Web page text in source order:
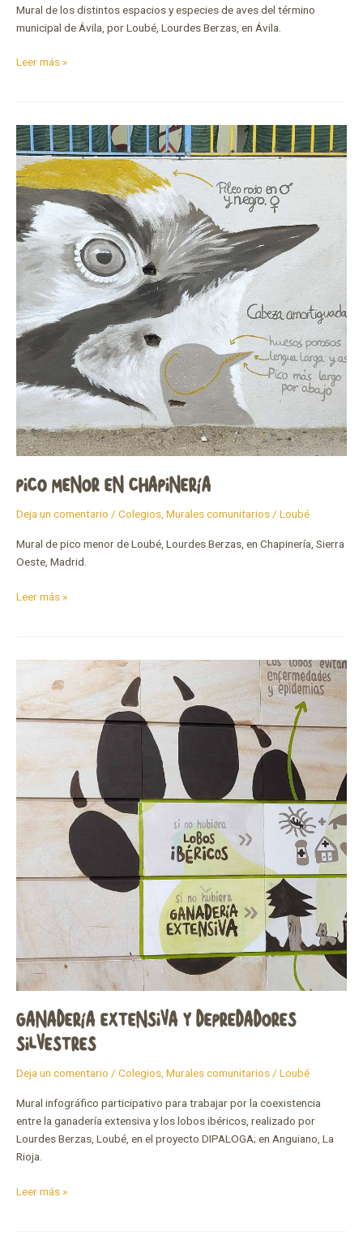
Mural de los distintos espacios y especies de aves del término
municipal de Ávila, por Loubé, Lourdes Berzas, en Ávila.
Leer más »
PICO MENOR EN CHAPINERÍA
Deja un comentario / Colegios Murales comunitarios / Loubé
Mural de pico menor de Loubé, Lourdes Berzas, en Chapinería, Sierra
Oeste, Madrid.
Pico
menor
en
Chapinería
Leer más »
GANADERÍA EXTENSIVA Y DEPREDADORES
SILVESTRES
Deja un comentario / Colegios Murales comunitarios / Loubé
Mural infográfico participativo para trabajar por la coexistencia
entre la ganadería extensiva y los lobos ibéricos, realizado por
Lourdes Berzas, Loubé, en el proyecto DIPALOGA; en Anguiano, La
Rioja.
extensiva
depredadores
Leer más »